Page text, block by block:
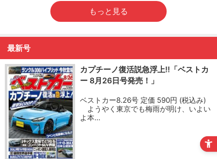
もっと見る
最新号
カプチーノ復活説急浮上!!「ベストカ
ー 8月26日号発売！」
ベストカー8.26号 定価 590円 (税込み)
ようやく東京でも梅雨が明け、いよい
よ本…